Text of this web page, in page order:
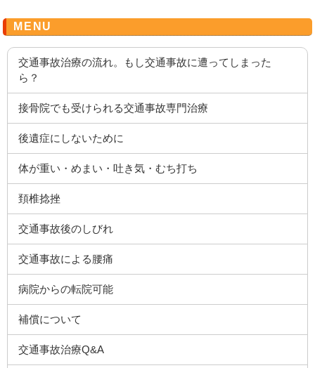
MENU
交通事故治療の流れ。もし交通事故に遭ってしまった
ら？
接骨院でも受けられる交通事故専門治療
後遺症にしないために
体が重い・めまい・吐き気・むち打ち
頚椎捻挫
交通事故後のしびれ
交通事故による腰痛
病院からの転院可能
補償について
交通事故治療Q&A